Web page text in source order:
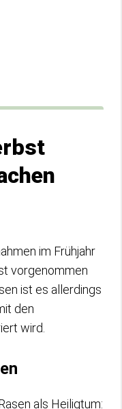
im Frühjahr
vorgenommen
ist es allerdings
den
wird.
als Heiligtum: